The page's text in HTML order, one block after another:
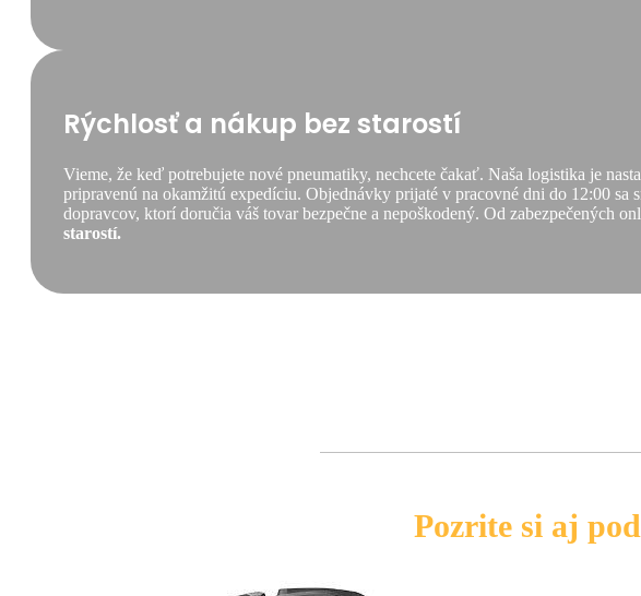
Rýchlosť a nákup bez starostí
Vieme, že keď potrebujete nové pneumatiky, nechcete čakať. Naša logistika je
pripravenú na okamžitú expedíciu. Objednávky prijaté v pracovné dni do 12:00 sa
dopravcov, ktorí doručia váš tovar bezpečne a nepoškodený. Od zabezpečených
starostí.
Pozrite si aj